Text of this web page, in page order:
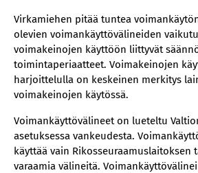
Virkamiehen pitää tuntea
olevien voimankäyttövälineiden
voimakeinojen käyttöön liittyvät
toimintaperiaatteet. Voimakeinojen
harjoittelulla on keskeinen merkitys
voimakeinojen käytössä.
Voimankäyttövälineet on lueteltu
asetuksessa vankeudesta.
käyttää vain Rikosseuraamuslaitoksen
varaamia välineitä.